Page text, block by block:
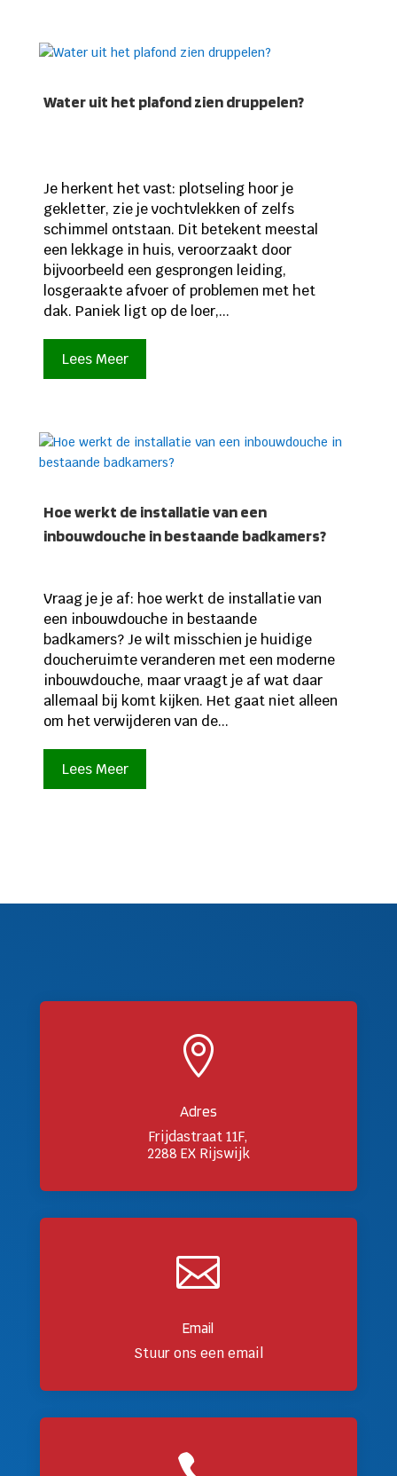
Water uit het plafond zien druppelen?
Je herkent het vast: plotseling hoor je
gekletter, zie je vochtvlekken of zelfs
schimmel ontstaan. Dit betekent meestal
een lekkage in huis, veroorzaakt door
bijvoorbeeld een gesprongen leiding,
losgeraakte afvoer of problemen met het
dak. Paniek ligt op de loer,...
Lees Meer
Hoe werkt de installatie van een
inbouwdouche in bestaande badkamers?
Vraag je je af: hoe werkt de installatie van
een inbouwdouche in bestaande
badkamers? Je wilt misschien je huidige
doucheruimte veranderen met een moderne
inbouwdouche, maar vraagt je af wat daar
allemaal bij komt kijken. Het gaat niet alleen
om het verwijderen van de...
Lees Meer

Adres
Frijdastraat 11F,
2288 EX Rijswijk

Email
Stuur ons een email